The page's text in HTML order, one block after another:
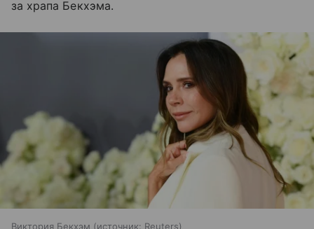
за храпа Бекхэма.
Виктория Бекхэм источник: Reuters